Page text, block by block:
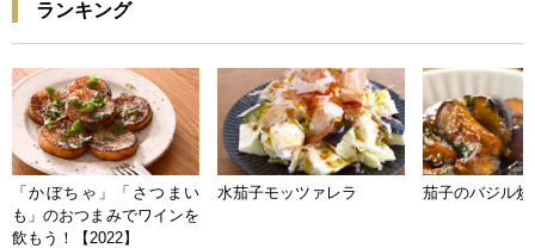
ランキング
「かぼちゃ」「さつまい
も」のおつまみでワインを
飲もう！【2022】
水茄子モッツァレラ 茄子のバジル炒